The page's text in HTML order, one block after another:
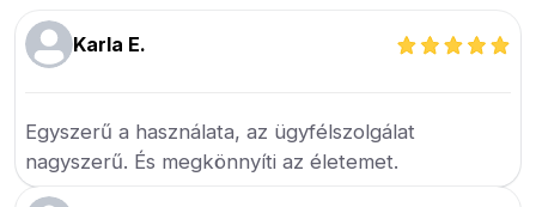
Karla E.
Egyszerű a használata, az ügyfélszolgálat
nagyszerű. És megkönnyíti az életemet.